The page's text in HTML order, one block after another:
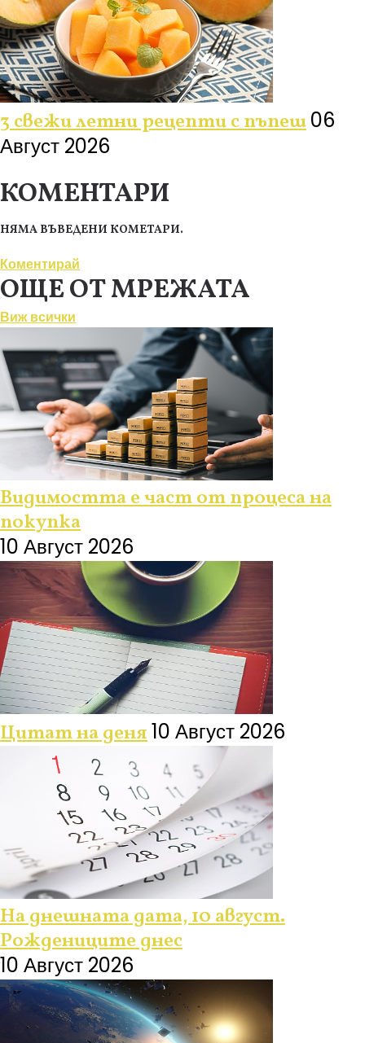
3 свежи летни рецепти с пъпеш06
Август 2026
КОМЕНТАРИ
НЯМА ВЪВЕДЕНИ КОМЕТАРИ.
Коментирай
ОЩЕ ОТ МРЕЖАТА
Виж всички
Видимостта е част от процеса на
покупка
10 Август 2026
Цитат на деня10 Август 2026
На днешната дата, 10 август.
Рождениците днес
10 Август 2026